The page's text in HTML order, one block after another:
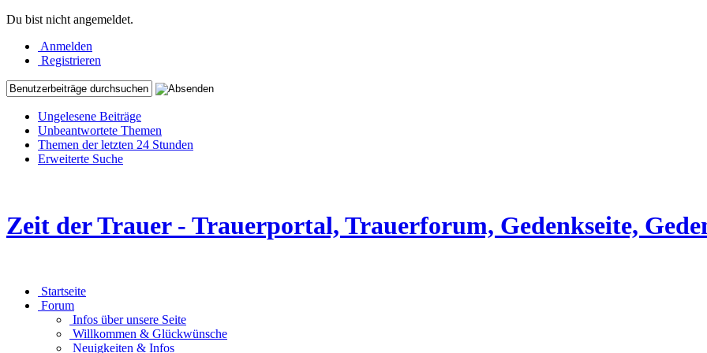
Du bist nicht angemeldet.
Anmelden
Registrieren
Ungelesene Beiträge
Unbeantwortete Themen
Themen der letzten 24 Stunden
Erweiterte Suche
Zeit der Trauer - Trauerportal, Trauerforum, Gedenkseite,
Startseite
Forum
Infos über unsere Seite
Willkommen & Glückwünsche
Neuigkeiten & Infos